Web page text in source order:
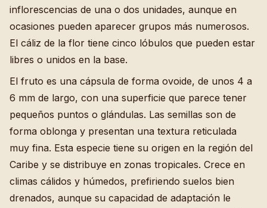
inflorescencias de una o dos unidades, aunque en
ocasiones pueden aparecer grupos más numerosos.
El cáliz de la flor tiene cinco lóbulos que pueden estar
libres o unidos en la base.
El fruto es una cápsula de forma ovoide, de unos 4 a
6 mm de largo, con una superficie que parece tener
pequeños puntos o glándulas. Las semillas son de
forma oblonga y presentan una textura reticulada
muy fina. Esta especie tiene su origen en la región del
Caribe y se distribuye en zonas tropicales. Crece en
climas cálidos y húmedos, prefiriendo suelos bien
drenados, aunque su capacidad de adaptación le